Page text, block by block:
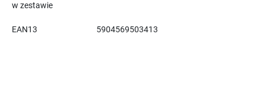
w zestawie
EAN13 5904569503413